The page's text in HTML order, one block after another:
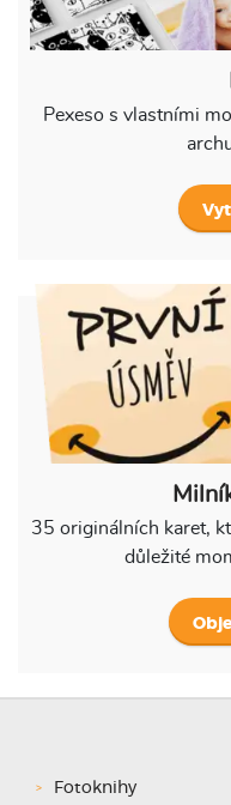
Pexeso s vlastními
35 originálních karet,
důležité
Fotoknihy